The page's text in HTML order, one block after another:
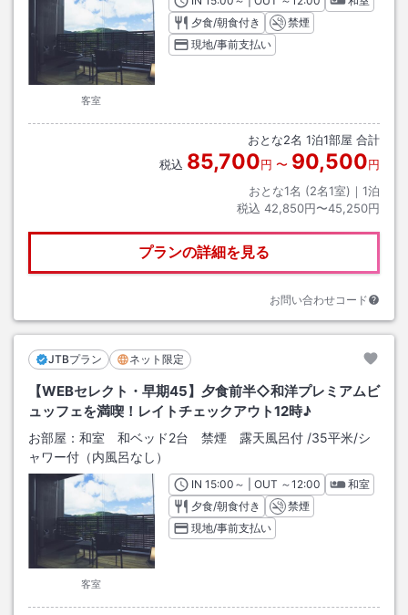
客室
夕食/朝食付き
禁煙
現地/事前支払い
おとな2名 1泊1部屋 合計
税込 85,700円 〜 90,500円
おとな1名 (2名1室)｜ 1泊
税込 42,850円〜45,250円
プランの詳細を見る
お問い合わせコード
JTBプラン ネット限定
【WEBセレクト・早期45】夕食前半◇和洋プレミアムビ
ュッフェを満喫！レイトチェックアウト12時♪
お部屋： 和室 和ベッド2台 禁煙 露天風呂付 /35平米/シ
ャワー付（内風呂なし）
客室
INチェックイン
15:00 ～ | OUT チェックアウト
～12:00
和室
夕食/朝食付き
禁煙
現地/事前支払い